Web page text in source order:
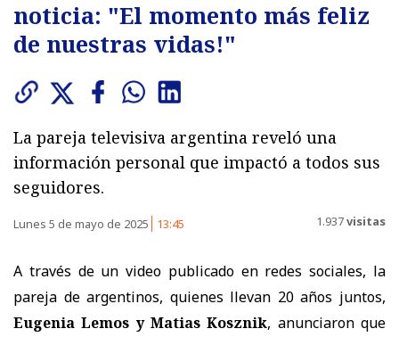
noticia: "El momento más feliz
de nuestras vidas!"
La pareja televisiva argentina reveló una
información personal que impactó a todos sus
seguidores.
Lunes 5 de mayo de 2025 13:45 1.937visitas
A través de un video publicado en redes sociales, la
pareja de argentinos, quienes llevan 20 años juntos,
Eugenia Lemos y Matias Kosznik, anunciaron que